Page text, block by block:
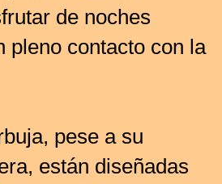
de noches
pleno contacto con la
pese a su
están diseñadas